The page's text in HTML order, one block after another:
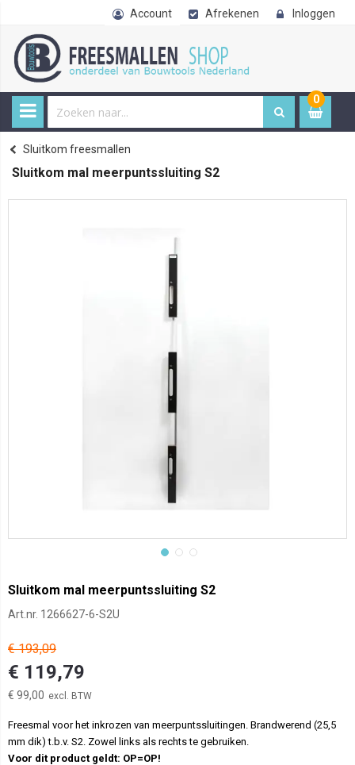
Account Afrekenen Inloggen
0
item
Home
Freesmallen
Sluitkom freesmallen
Sluitkom mal meerpuntssluiting S2
Sluitkom mal meerpuntssluiting S2
Art.nr. 1266627-6-S2U
€ 119,79
€ 99,00
€ 193,09
Freesmal voor het inkrozen van meerpuntssluitingen. Brandwerend (25,5
mm dik) t.b.v. S2. Zowel links als rechts te gebruiken.
Voor dit product geldt: OP=OP!